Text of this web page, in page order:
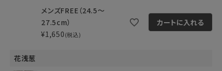
メンズFREE（24.5～
27.5cm）
¥1,650 税込
カートに入れる
花浅葱